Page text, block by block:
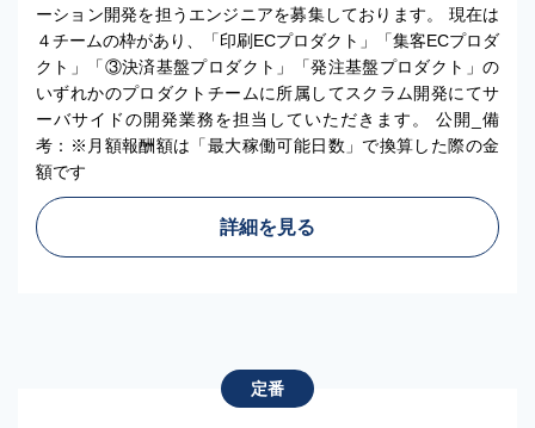
ーション開発を担うエンジニアを募集しております。 現在は
４チームの枠があり、「印刷ECプロダクト」「集客ECプロダ
クト」「③決済基盤プロダクト」「発注基盤プロダクト」の
いずれかのプロダクトチームに所属してスクラム開発にてサ
ーバサイドの開発業務を担当していただきます。 公開_備
考：※月額報酬額は「最大稼働可能日数」で換算した際の金
額です
詳細を見る
定番